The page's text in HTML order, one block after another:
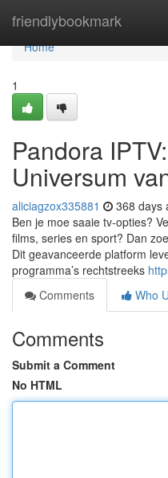
friendlybookmark
Home
Home
1
Pandora
Universum
aliciagzox335881 368 days
Ben je moe saaie tv-opties?
films, series en sport? Dan
Dit geavanceerde platform
programma’s rechtstreeks
Comments
Who
Comments
Submit a Comment
No HTML